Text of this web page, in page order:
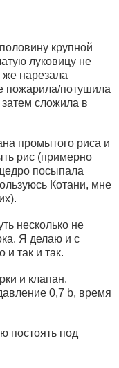
крупной
луковицу не
же нарезала
пожарила/потушила
сложила в
промытого риса и
рис (примерно
посыпала
Котани, мне
несколько не
Я делаю и с
и так и так.
и клапан.
0,7 b, время
постоять под